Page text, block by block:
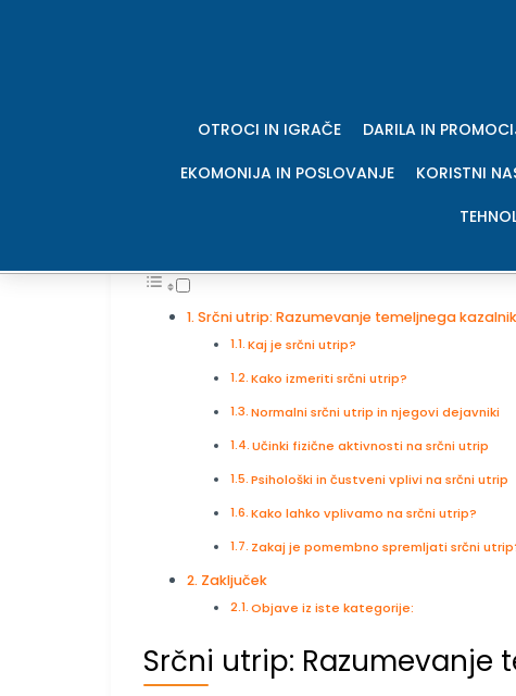
OTROCI IN IGRAČE DARILA IN
EKOMONIJA IN POSLOVANJE
KORISTNI
srčni utrip
Srčni utrip: Razumevanje temeljnega
Kaj je srčni utrip?
Kako izmeriti srčni utrip?
Normalni srčni utrip in njegovi dejavniki
Učinki fizične aktivnosti na srčni utrip
Psihološki in čustveni vplivi na srčni utrip
Kako lahko vplivamo na srčni utrip?
Zakaj je pomembno spremljati srčni
Zaključek
Objave iz iste kategorije:
Srčni utrip: Razumevanje